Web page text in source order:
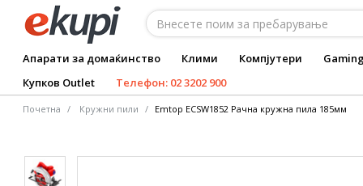
Апарати за домаќинство Клими Компјутери
Купков Outlet
Телефон: 02 3202 900
Почетна Кружни пили Emtop ECSW1852 Рачна кружна пила 185мм